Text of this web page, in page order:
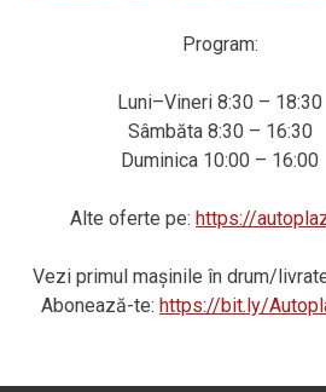
Program:
Luni–Vineri 8:30 – 18:30
Sâmbăta 8:30 – 16:30
Duminica 10:00 – 16:00
Alte oferte pe: https://
Vezi primul mașinile în drum/
Abonează-te: https://bit.ly/